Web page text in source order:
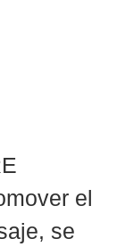
el
se